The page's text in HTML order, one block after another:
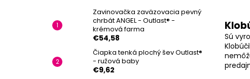
Zavinovačka zaväzovacia pevný
chrbát ANGEL - Outlast® -
krémová farma
€54,58
Čiapka tenká plochý šev Outlast®
- ružová baby
€9,62
Sú